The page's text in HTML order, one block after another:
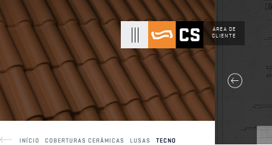
ÁREA DE
CLIENTE
INÍCIO COBERTURAS CERÂMICAS LUSAS TECNO